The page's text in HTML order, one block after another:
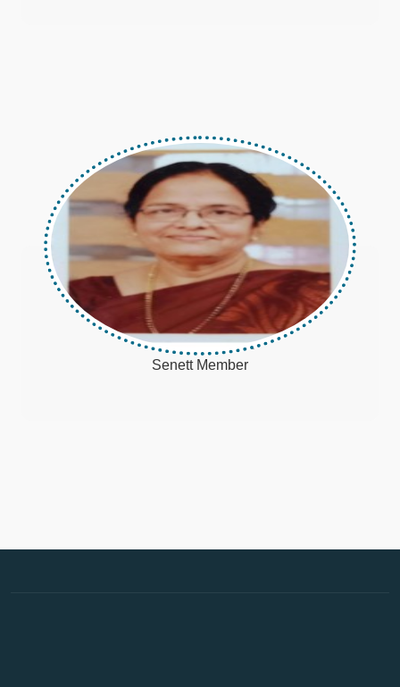
Elsy Vincent
Senett Member